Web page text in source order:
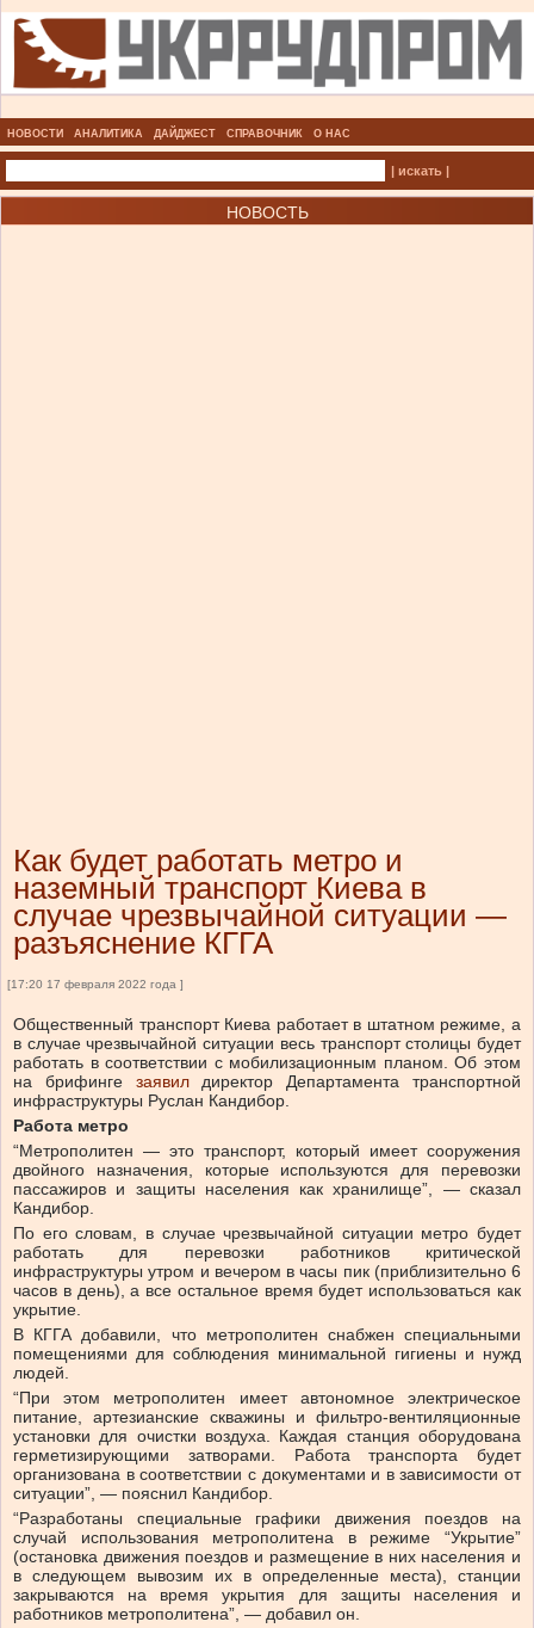
НОВОСТИ АНАЛИТИКА ДАЙДЖЕСТ СПРАВОЧНИК О НАС
| искать |
НОВОСТЬ
Как будет работать метро и
наземный транспорт Киева в
случае чрезвычайной ситуации —
разъяснение КГГА
[17:20 17 февраля 2022 года ]
Общественный транспорт Киева работает в штатном режиме, а
в случае чрезвычайной ситуации весь транспорт столицы будет
работать в соответствии с мобилизационным планом. Об этом
на брифинге заявилдиректор Департамента транспортной
инфраструктуры Руслан Кандибор.
Работа метро
“Метрополитен — это транспорт, который имеет сооружения
двойного назначения, которые используются для перевозки
пассажиров и защиты населения как хранилище”, — сказал
Кандибор.
По его словам, в случае чрезвычайной ситуации метро будет
работать для перевозки работников критической
инфраструктуры утром и вечером в часы пик (приблизительно 6
часов в день), а все остальное время будет использоваться как
укрытие.
В КГГА добавили, что метрополитен снабжен специальными
помещениями для соблюдения минимальной гигиены и нужд
людей.
“При этом метрополитен имеет автономное электрическое
питание, артезианские скважины и фильтро-вентиляционные
установки для очистки воздуха. Каждая станция оборудована
герметизирующими затворами. Работа транспорта будет
организована в соответствии с документами и в зависимости от
ситуации”, — пояснил Кандибор.
“Разработаны специальные графики движения поездов на
случай использования метрополитена в режиме “Укрытие”
(остановка движения поездов и размещение в них населения и
в следующем вывозим их в определенные места), станции
закрываются на время укрытия для защиты населения и
работников метрополитена”, — добавил он.